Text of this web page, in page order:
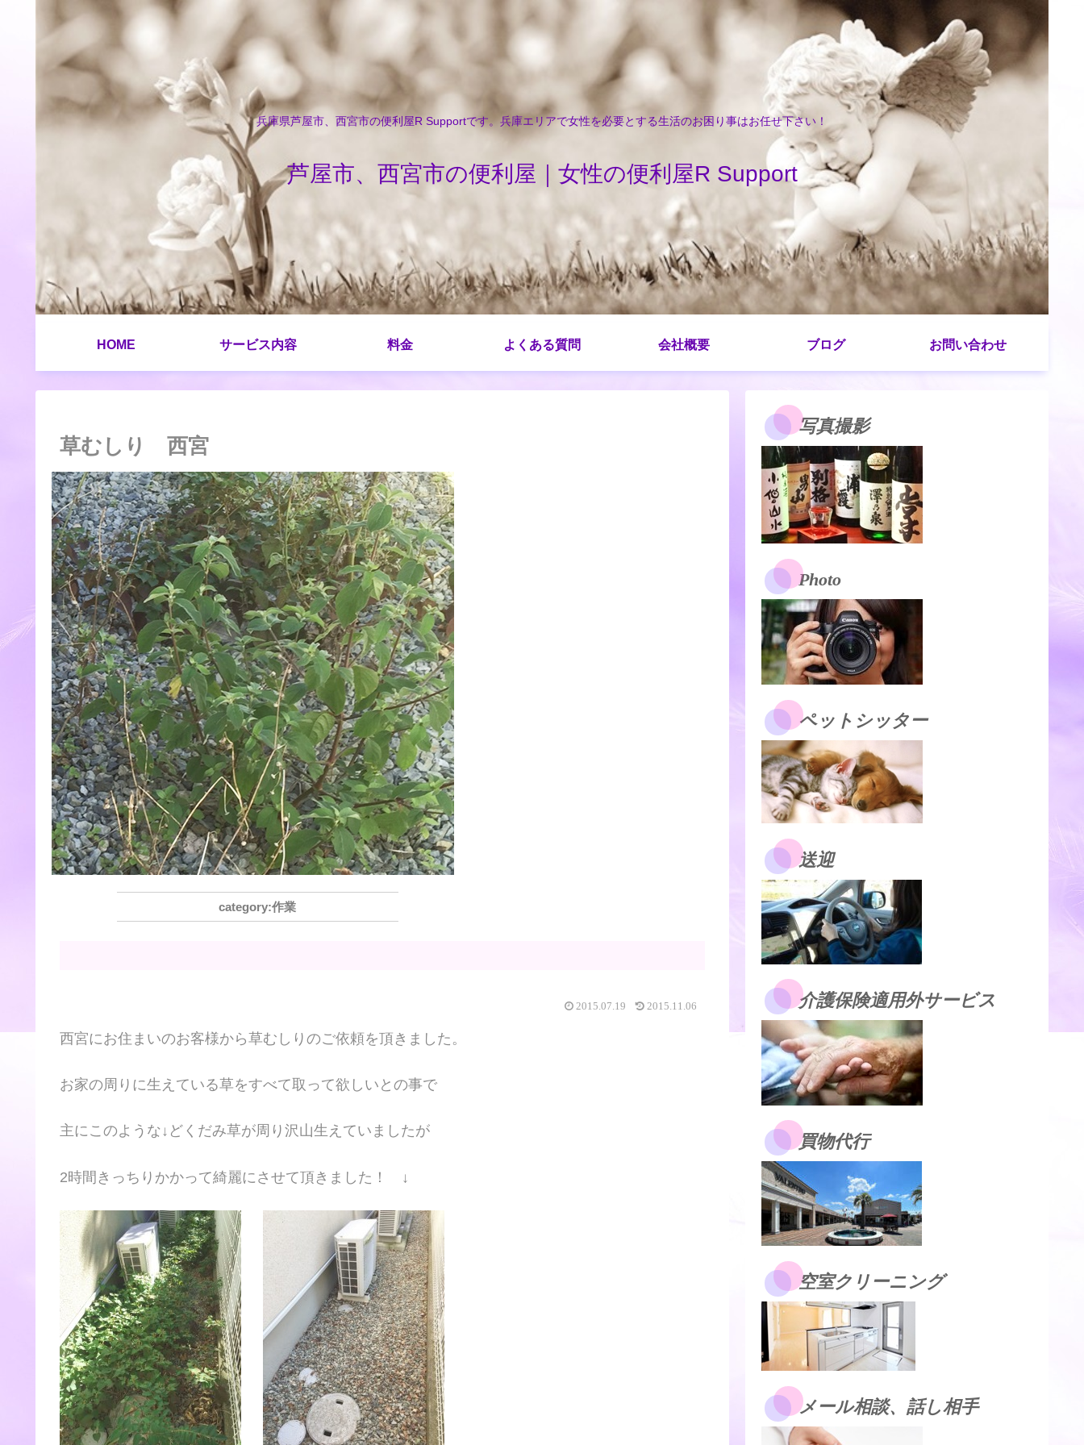
兵庫県芦屋市、西宮市の便利屋R Supportです。兵庫エリアで女性を必要とする生活のお困り事はお任せ下さい！
芦屋市、西宮市の便利屋｜女性の便利屋R Support
HOME サービス内容 料金 よくある質問 会社概要 ブログ お問い合わせ
草むしり 西宮
作業
2015.07.19 2015.11.06
西宮にお住まいのお客様から草むしりのご依頼を頂きました。
お家の周りに生えている草をすべて取って欲しいとの事で
主にこのような↓どくだみ草が周り沢山生えていましたが
2時間きっちりかかって綺麗にさせて頂きました！ ↓
写真撮影
Photo
ペットシッター
送迎
介護保険適用外サービス
買物代行
空室クリーニング
メール相談、話し相手